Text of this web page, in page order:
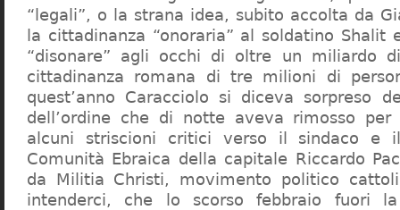
“legali”, o la strana idea, subito accolta da
la cittadinanza “onoraria” al soldatino Shalit
“disonare” agli occhi di oltre un miliardo
cittadinanza romana di tre milioni di
quest’anno Caracciolo si diceva sorpreso
dell’ordine che di notte aveva rimosso
alcuni striscioni critici verso il sindaco e
Comunità Ebraica della capitale Riccardo
da Militia Christi, movimento politico
intenderci, che lo scorso febbraio fuori